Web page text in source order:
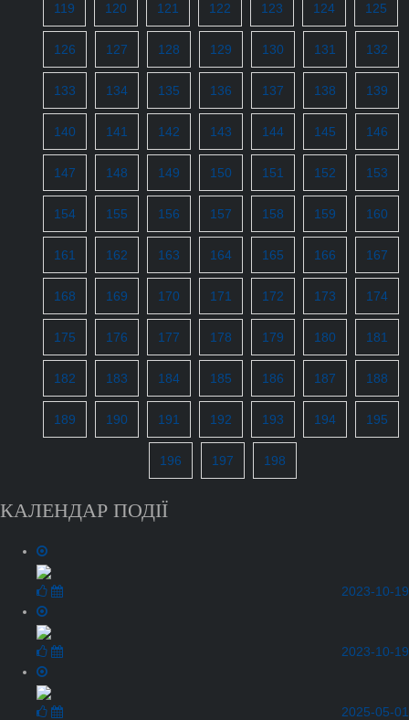
119 120 121 122 123 124 125
126 127 128 129 130 131 132
133 134 135 136 137 138 139
140 141 142 143 144 145 146
147 148 149 150 151 152 153
154 155 156 157 158 159 160
161 162 163 164 165 166 167
168 169 170 171 172 173 174
175 176 177 178 179 180 181
182 183 184 185 186 187 188
189 190 191 192 193 194 195
196 197 198
КАЛЕНДАР ПОДІЇ
2023-10-19
2023-10-19
2025-05-01